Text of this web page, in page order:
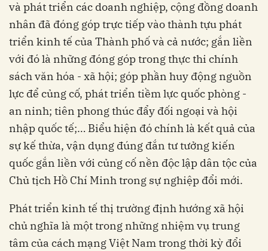
và phát triển các doanh nghiệp, cộng đồng doanh
nhân đã đóng góp trực tiếp vào thành tựu phát
triển kinh tế của Thành phố và cả nước; gắn liền
với đó là những đóng góp trong thực thi chính
sách văn hóa - xã hội; góp phần huy động nguồn
lực để củng cố, phát triển tiềm lực quốc phòng -
an ninh; tiên phong thúc đẩy đối ngoại và hội
nhập quốc tế;… Biểu hiện đó chính là kết quả của
sự kế thừa, vận dụng đúng đắn tư tưởng kiến
quốc gắn liền với củng cố nền độc lập dân tộc của
Chủ tịch Hồ Chí Minh trong sự nghiệp đổi mới.
Phát triển kinh tế thị trường định hướng xã hội
chủ nghĩa là một trong những nhiệm vụ trung
tâm của cách mạng Việt Nam trong thời kỳ đổi